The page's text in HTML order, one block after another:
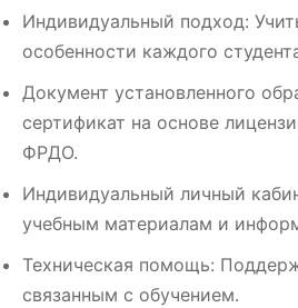
Индивидуальный подход:
особенности каждого
Документ установленного
сертификат на основе
ФРДО.
Индивидуальный личный
учебным материалам и
Техническая помощь:
связанным с обучением.